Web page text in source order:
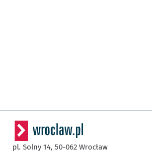
pl. Solny 14, 50-062 Wrocław